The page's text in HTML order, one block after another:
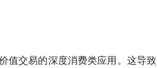
值交易的深度消费类应用。这导致